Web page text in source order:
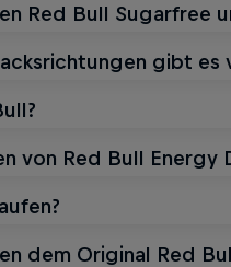
Red Bull Sugarfree
gibt es
von Red Bull Energy
dem Original Red